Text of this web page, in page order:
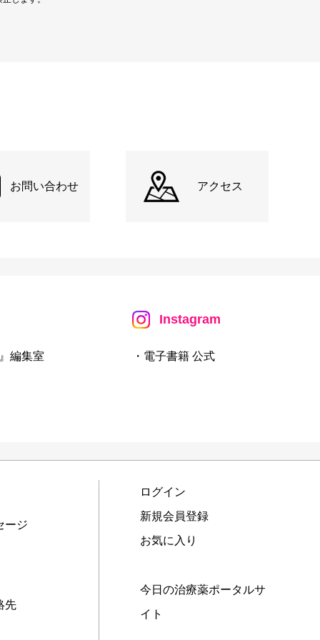
お問い合わせ アクセス
編集室
Instagram
・電子書籍 公式
ージ
先
ログイン
新規会員登録
お気に入り
今日の治療薬ポータルサ
イト